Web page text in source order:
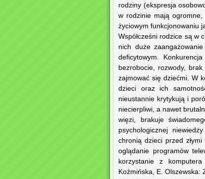
rodziny (ekspresja
w rodzinie mają
życiowym funkcjonowaniu
Współcześni rodzice są w
nich duże
deficytowym.
bezrobocie, rozwody,
zajmować się dziećmi. W
dzieci oraz ich
nieustannie krytykują i
niecierpliwi, a nawet
więzi, brakuje
psychologicznej
chronią dzieci przed
oglądanie programów
korzystanie z
Koźmińska, E. Olszewska: